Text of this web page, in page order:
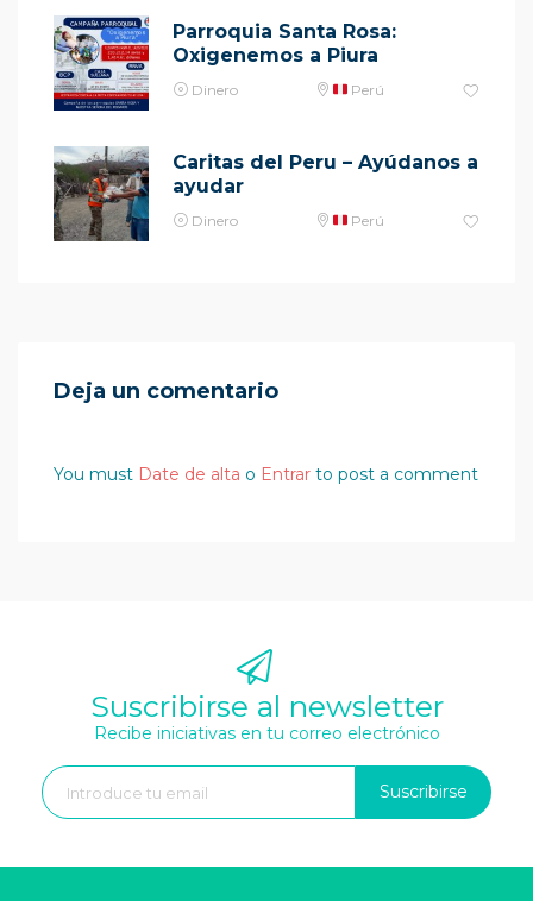
Parroquia Santa Rosa:
Oxigenemos a Piura
Dinero Perú
Caritas del Peru – Ayúdanos a
ayudar
Dinero Perú
Deja un comentario
You must Date de alta o Entrar to post a comment
Suscribirse al newsletter
Recibe iniciativas en tu correo electrónico
Suscribirse